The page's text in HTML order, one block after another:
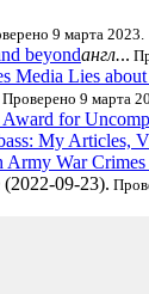
9 марта 2023.
beyondангл...
Media Lies
Проверено 9 марта
Award for
My Articles,
Army War
09-23).